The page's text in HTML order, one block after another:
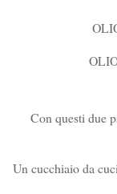
Con questi due
Un cucchiaio da